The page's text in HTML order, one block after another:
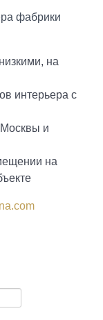
фабрики
на
интерьера с
и
на